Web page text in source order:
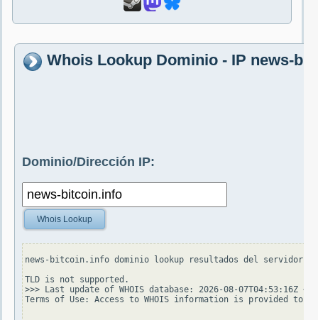
Whois Lookup Dominio - IP news-
Dominio/Dirección IP:
Whois Lookup
news-bitcoin.info dominio lookup resultados del servidor
TLD is not supported.
>>> Last update of WHOIS database: 2026-08-07T04:53:16Z <<<
Terms of Use: Access to WHOIS information is provided